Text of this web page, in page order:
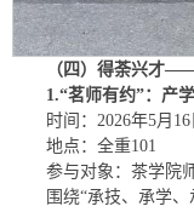
（四）得荼兴才
1.“茗师有约”：产
时间：2026年5月
地点：全重101
参与对象：茶学院
围绕“承技、承学